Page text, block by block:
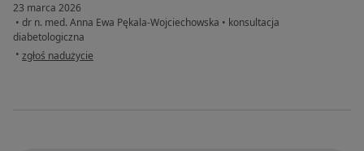
23 marca 2026
• dr n. med. Anna Ewa Pękala-Wojciechowska • konsultacja
diabetologiczna
• w opinii użytkownika Marek
zgłoś nadużycie